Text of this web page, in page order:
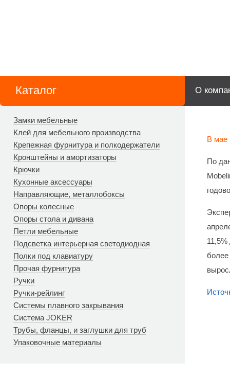
Каталог О
Замки мебельные
Клей для мебельного производства
Крепежная фурнитура и полкодержатели
Кронштейны и амортизаторы
Крючки
Кухонные аксессуары
Направляющие, металлобоксы
Опоры колесные
Опоры стола и дивана
Петли мебельные
Подсветка интерьерная светодиодная
Полки под клавиатуру
Прочая фурнитура
Ручки
Ручки-рейлинг
Системы плавного закрывания
Система JOKER
Трубы, фланцы, и заглушки для труб
Упаковочные материалы
В мае
По